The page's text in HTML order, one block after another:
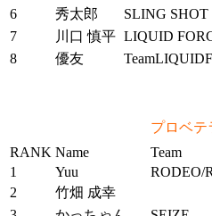
6 秀太郎 SLING SHOT
7
川口 慎平 LIQUID
8
優友
プロベテ
RANK Name Team
1
Yuu RODEO/
2
竹畑 成幸